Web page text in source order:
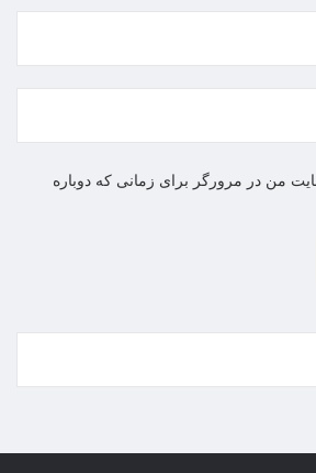
من در مرورگر برای زمانی که دوباره